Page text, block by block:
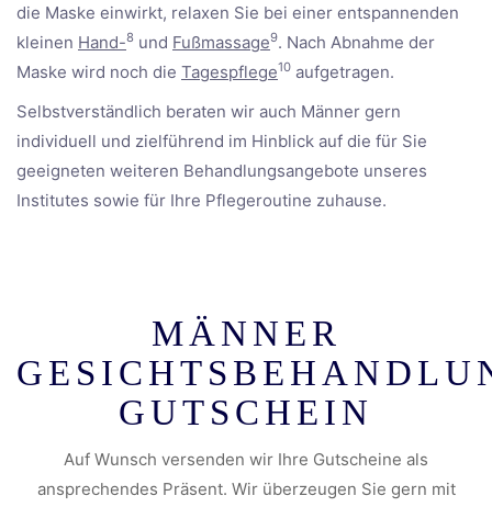
die Maske einwirkt, relaxen Sie bei einer entspannenden
kleinen Hand-8 und Fußmassage9. Nach Abnahme der
Maske wird noch die Tagespflege10 aufgetragen.
Selbstverständlich beraten wir auch Männer gern
individuell und zielführend im Hinblick auf die für Sie
geeigneten weiteren Behandlungsangebote unseres
Institutes sowie für Ihre Pflegeroutine zuhause.
MÄNNER
GUTSCHEIN
Auf Wunsch versenden wir Ihre Gutscheine als
ansprechendes Präsent. Wir überzeugen Sie gern mit